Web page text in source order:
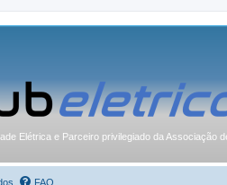
Elétrica e Parceiro privilegiado da Associação
FAQ